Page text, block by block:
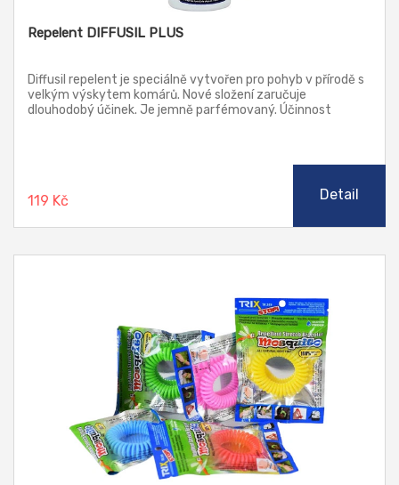
Repelent DIFFUSIL PLUS
Diffusil repelent je speciálně vytvořen pro pohyb v přírodě s
velkým výskytem komárů. Nové složení zaručuje
dlouhodobý účinek. Je jemně parfémovaný. Účinnost
119 Kč Detail